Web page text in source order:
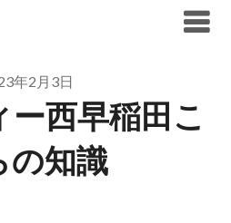
年2月3日
西早稲田こ
の知識